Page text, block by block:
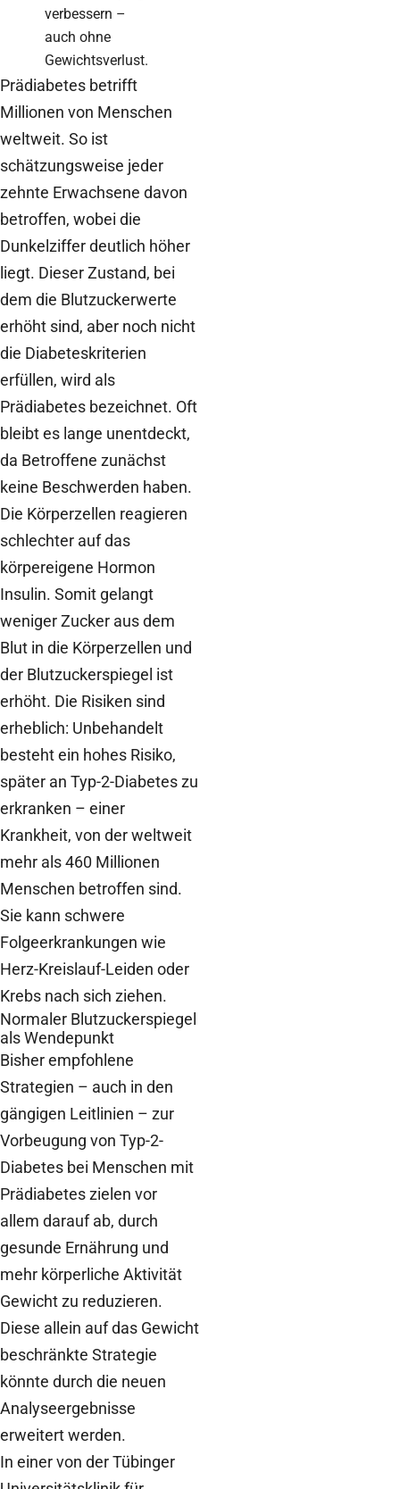
verbessern –
auch ohne
Gewichtsverlust.
Prädiabetes betrifft
Millionen von Menschen
weltweit. So ist
schätzungsweise jeder
zehnte Erwachsene davon
betroffen, wobei die
Dunkelziffer deutlich höher
liegt. Dieser Zustand, bei
dem die Blutzuckerwerte
erhöht sind, aber noch nicht
die Diabeteskriterien
erfüllen, wird als
Prädiabetes bezeichnet. Oft
bleibt es lange unentdeckt,
da Betroffene zunächst
keine Beschwerden haben.
Die Körperzellen reagieren
schlechter auf das
körpereigene Hormon
Insulin. Somit gelangt
weniger Zucker aus dem
Blut in die Körperzellen und
der Blutzuckerspiegel ist
erhöht. Die Risiken sind
erheblich: Unbehandelt
besteht ein hohes Risiko,
später an Typ-2-Diabetes zu
erkranken – einer
Krankheit, von der weltweit
mehr als 460 Millionen
Menschen betroffen sind.
Sie kann schwere
Folgeerkrankungen wie
Herz-Kreislauf-Leiden oder
Krebs nach sich ziehen.
Normaler Blutzuckerspiegel
als Wendepunkt
Bisher empfohlene
Strategien – auch in den
gängigen Leitlinien – zur
Vorbeugung von Typ-2-
Diabetes bei Menschen mit
Prädiabetes zielen vor
allem darauf ab, durch
gesunde Ernährung und
mehr körperliche Aktivität
Gewicht zu reduzieren.
Diese allein auf das Gewicht
beschränkte Strategie
könnte durch die neuen
Analyseergebnisse
erweitert werden.
In einer von der Tübinger